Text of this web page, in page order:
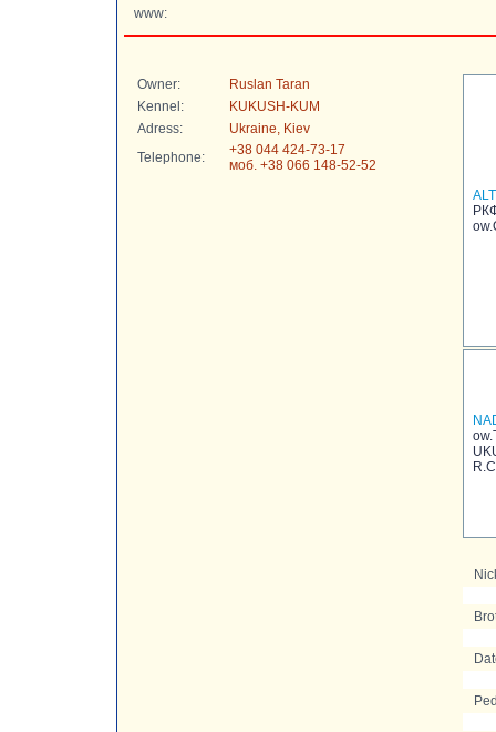
www:
Owner:
Ruslan Taran
Kennel:
KUKUSH-KUM
Adress:
Ukraine, Kiev
Telephone:
+38 044 424-73-17
моб. +38 066 148-52-52